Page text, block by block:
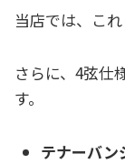
当店では、こ
さらに、4弦仕
す。
テナーバン